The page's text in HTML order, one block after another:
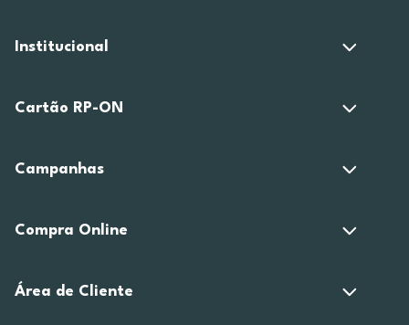
Institucional
Cartão RP-ON
Campanhas
Compra Online
Área de Cliente